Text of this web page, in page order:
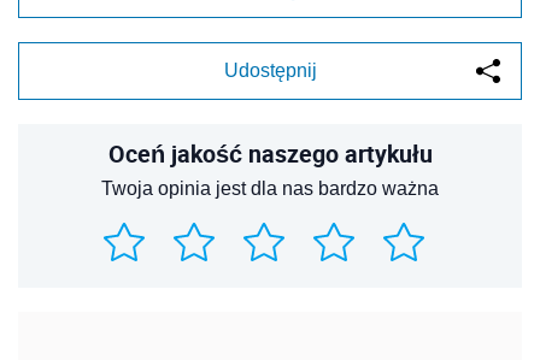
Udostępnij
Oceń jakość naszego artykułu
Twoja opinia jest dla nas bardzo ważna